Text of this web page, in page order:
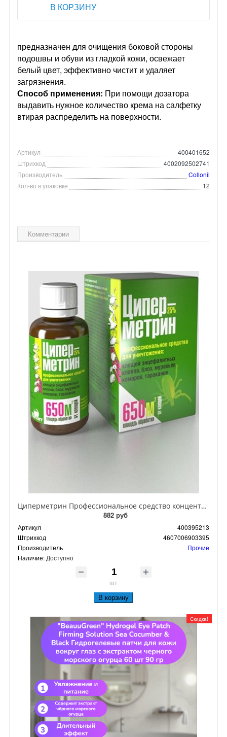
В КОРЗИНУ
предназначен для очищения боковой стороны
подошвы и обуви из гладкой кожи, освежает
белый цвет, эффективно чистит и удаляет
загрязнения.
Способ применения: При помощи дозатора
выдавить нужное количество крема на салфетку
втирая распределить на поверхности.
Артикул
400401652
Штрихкод
4002092502741
Производитель
Collonil
Кол-во в упаковке
12
Комментарии
Циперметрин Профессиональное средство концентрат эмульсии 25% для уничтожения тараканов, мух,комаров, блох, клопов, муравьев, ос 50 мл
882 руб
Артикул
400395213
Штрихкод
4607006903395
Производитель
Прочие
Наличие: Доступно
шт
В корзину
Скидка!